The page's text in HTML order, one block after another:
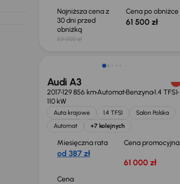
Najniższa cena z
30 dni przed
obniżką
63 000 zł
Cena po obniżce
61 500 zł
Audi A3
2017129 856 kmAutomatBenzyna1.4 TFSI
110 kW
Auta krajowe 1.4 TFSI
Salon Polska
Automat
+7 kolejnych
Miesięczna rata
od 387 zł
Cena promocyjna
61 000 zł
Cena